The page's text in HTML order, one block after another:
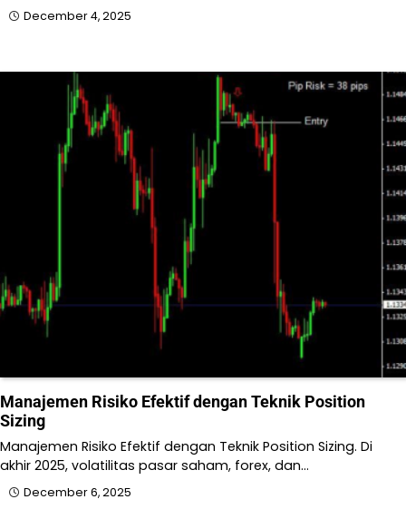
December 4, 2025
Manajemen Risiko Efektif dengan Teknik Position
Sizing
Manajemen Risiko Efektif dengan Teknik Position Sizing. Di
akhir 2025, volatilitas pasar saham, forex, dan…
December 6, 2025